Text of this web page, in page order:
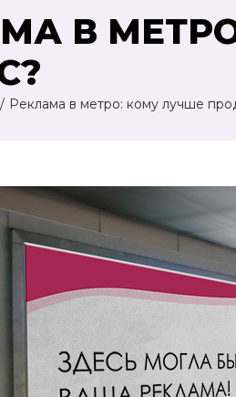
В
/ Реклама в метро: кому лучше